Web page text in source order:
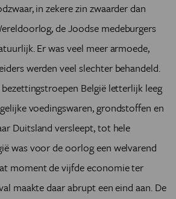
in zekere zin zwaarder dan
de Joodse medeburgers
Er was veel meer armoede,
werden veel slechter behandeld.
België letterlijk leeg
voedingswaren, grondstoffen en
Duitsland versleept, tot hele
was voor de oorlog een welvarend
moment de vijfde economie ter
maakte daar abrupt een eind aan. De